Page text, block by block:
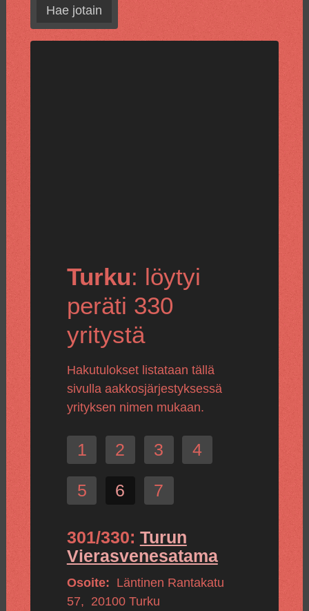
Hae jotain
Turku: löytyi
peräti 330
yritystä
Hakutulokset listataan tällä
sivulla aakkosjärjestyksessä
yrityksen nimen mukaan.
1 2 3 4
5 6 7
301/330: Turun
Vierasvenesatama
Osoite: Läntinen Rantakatu
57, 20100 Turku